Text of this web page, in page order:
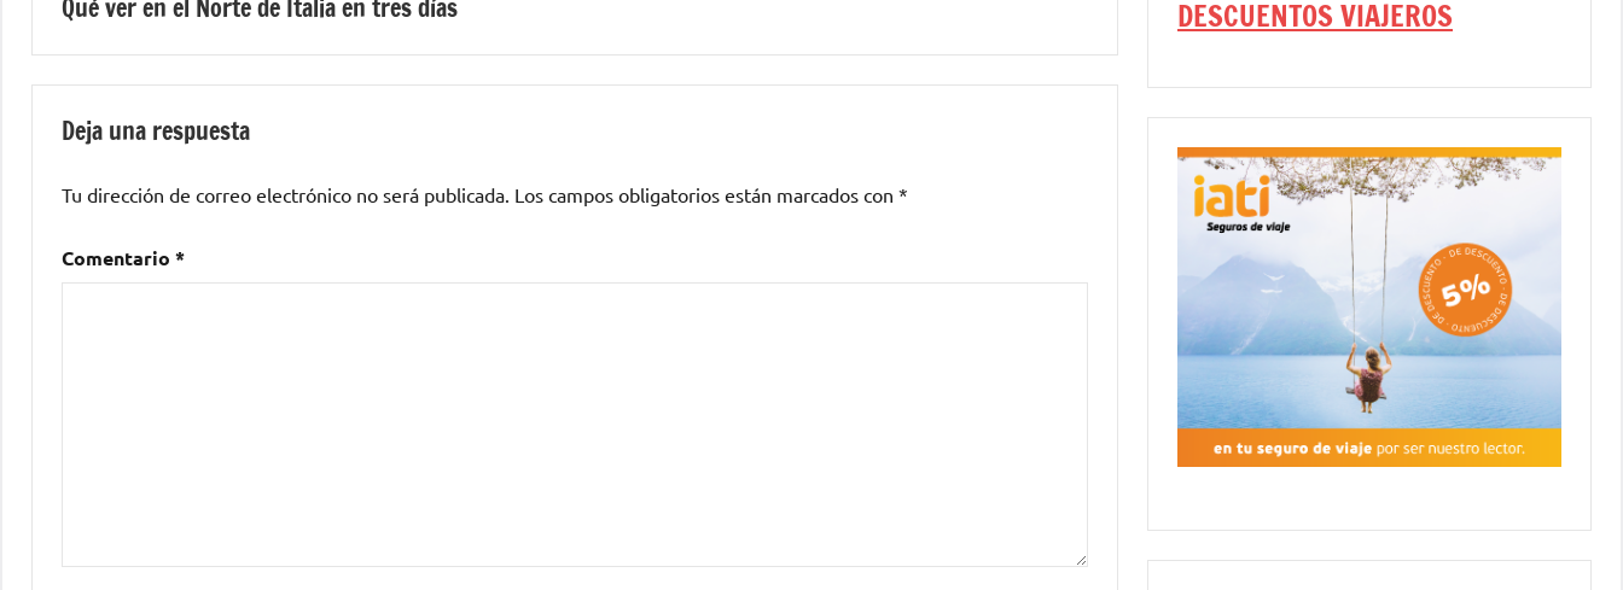
de
entradas
Qué ver en el Norte de Italia en tres días
Deja una respuesta
Tu dirección de correo electrónico no será publicada. Los campos obligatorios están marcados con *
Comentario *
DESCUENTOS VIAJEROS